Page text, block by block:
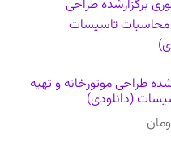
طراحی موتورخانه و تهیه
(دانلودی)